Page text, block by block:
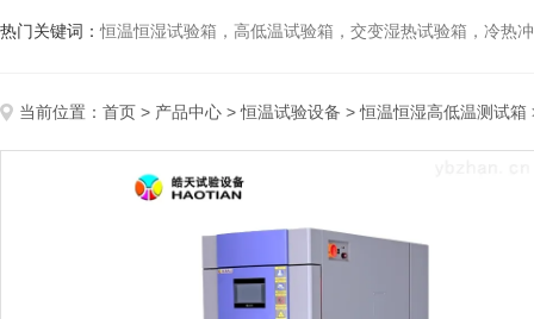
热门关键词：恒温恒湿试验箱，高低温试验箱，交变湿热试验箱，冷热冲击试验
当前位置： 首页 > 产品中心 >恒温试验设备 >恒温恒湿高低温测试箱